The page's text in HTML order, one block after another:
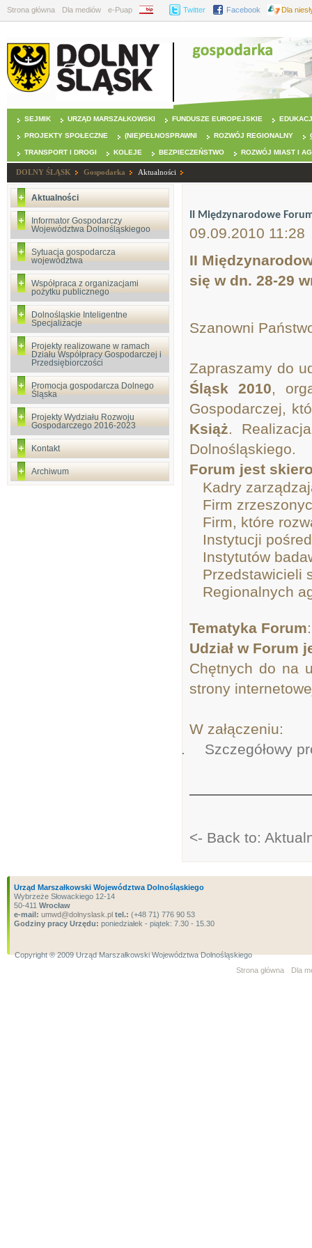
Strona główna Dla mediów e-Puap BIP Twitter Facebook Dla
SEJMIK URZĄD MARSZAŁKOWSKI FUNDUSZE EUROPEJSKIE
PROJEKTY SPOŁECZNE (NIE)PEŁNOSPRAWNI ROZWÓJ REGIONALNY
TRANSPORT I DROGI KOLEJE BEZPIECZEŃSTWO ROZWÓJ MIAST I
DOLNY ŚLĄSK Gospodarka Aktualności
Aktualności
Informator Gospodarczy
Województwa Dolnośląskiegoo
Sytuacja gospodarcza
województwa
Współpraca z organizacjami
pożytku publicznego
Dolnośląskie Inteligentne
Specjalizacje
Projekty realizowane w ramach
Działu Współpracy Gospodarczej i
Przedsiębiorczości
Promocja gospodarcza Dolnego
Śląska
Projekty Wydziału Rozwoju
Gospodarczego 2016-2023
Kontakt
Archiwum
II Międzynarodowe
09.09.2010 11:28
II
się w dn. 28-29
Szanowni
Zapraszamy do
Śląsk 2010,
Gospodarczej,
Książ.
Dolnośląskiego.
Forum jest
· Kadry
Firm
Firm, które
Instytucji
Instytutów
Przedstawicieli
Regionalnych
Tematyka Forum
Udział w Forum
Chętnych do na
strony
W załączeniu:
1.
Szczegółowy
<- Back to:
Urząd Marszałkowski Województwa Dolnośląskiego
Wybrzeże Słowackiego 12-14
50-411 Wrocław
e-mail: umwd@dolnyslask.pl tel.: (+48 71) 776 90 53
Godziny pracy Urzędu: poniedziałek - piątek: 7.30 - 15.30
Copyright ® 2009 Urząd Marszałkowski Województwa Dolnośląskiego
Strona główna
Dla